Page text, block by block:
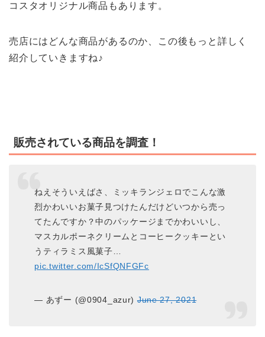
コスタオリジナル商品もあります。
売店にはどんな商品があるのか、この後もっと詳しく
紹介していきますね♪
販売されている商品を調査！
ねえそういえばさ、ミッキランジェロでこんな激
烈かわいいお菓子見つけたんだけどいつから売っ
てたんですか？中のパッケージまでかわいいし、
マスカルポーネクリームとコーヒークッキーとい
うティラミス風菓子…
pic.twitter.com/IcSfQNFGFc
— あずー (@0904_azur)June 27, 2021